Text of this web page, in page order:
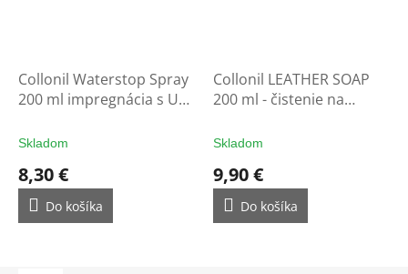
Collonil Waterstop Spray
200 ml impregnácia s UV
rukavice
Skladom
8,30 €
Do košíka
Collonil LEATHER SOAP
200 ml - čistenie na
Skladom
9,90 €
Do košíka